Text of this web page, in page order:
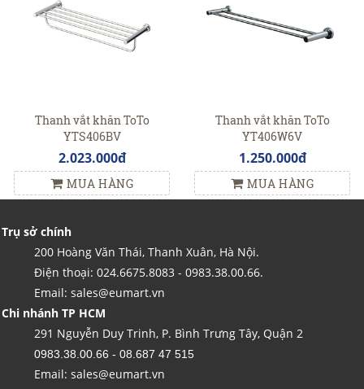
Thanh vắt khăn ToTo
YTS406BV
2.023.000đ
MUA HÀNG
Thanh vắt khăn ToTo
YT406W6V
1.250.000đ
MUA HÀNG
Trụ sở chính
200 Hoàng Văn Thái, Thanh Xuân, Hà Nội.
Điện thoại: 024.6675.8083 - 0983.38.00.66.
Email: sales@eumart.vn
Chi nhánh TP HCM
291 Nguyễn Duy Trinh, P. Bình Trưng Tây, Quận 2
0983.38.00.66 - 08.687 47 515
Email: sales@eumart.vn